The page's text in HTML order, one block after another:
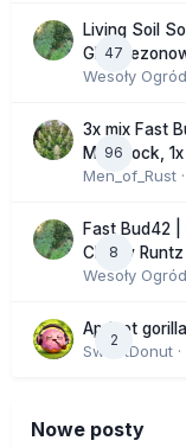
47
Living Soil
GHS
Wesoły
96
3x mix Fast
Moonrock,
Men_of_Rust
8
Fast Bud42 |
Cherry Runtz
Wesoły
2
Apricot
SweetDonut
Nowe posty